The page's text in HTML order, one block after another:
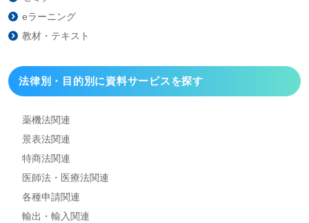
eラーニング
教材・テキスト
法律別・目的別に資料サービスを探す
薬機法関連
景表法関連
特商法関連
医師法・医療法関連
各種申請関連
輸出・輸入関連